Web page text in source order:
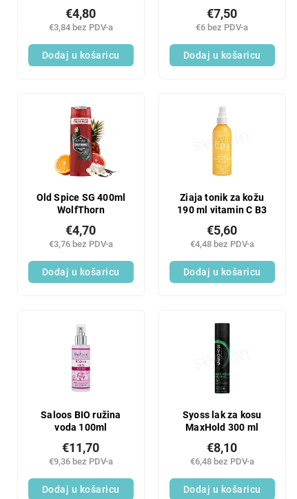
€3,84 bez PDV-a
€4,80
Dodaj u košaricu
€6 bez PDV-a
€7,50
Dodaj u košaricu
Old Spice SG 400ml
WolfThorn
€3,76 bez PDV-a
€4,70
Dodaj u košaricu
Ziaja tonik za kožu
190 ml vitamin C B3
€4,48 bez PDV-a
€5,60
Dodaj u košaricu
Saloos BIO ružina
voda 100ml
€9,36 bez PDV-a
€11,70
Dodaj u košaricu
Syoss lak za kosu
MaxHold 300 ml
€6,48 bez PDV-a
€8,10
Dodaj u košaricu